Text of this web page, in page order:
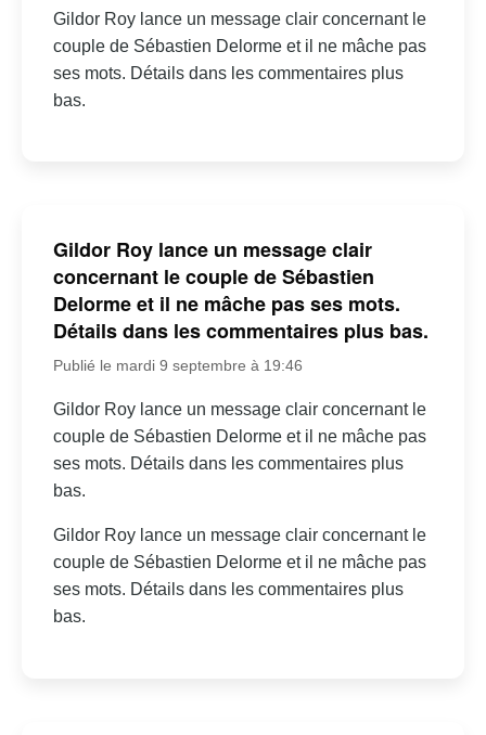
Gildor Roy lance un message clair concernant le
couple de Sébastien Delorme et il ne mâche pas
ses mots. Détails dans les commentaires plus
bas.
Gildor Roy lance un message clair
concernant le couple de Sébastien
Delorme et il ne mâche pas ses mots.
Détails dans les commentaires plus bas.
Publié le mardi 9 septembre à 19:46
Gildor Roy lance un message clair concernant le
couple de Sébastien Delorme et il ne mâche pas
ses mots. Détails dans les commentaires plus
bas.
Gildor Roy lance un message clair concernant le
couple de Sébastien Delorme et il ne mâche pas
ses mots. Détails dans les commentaires plus
bas.